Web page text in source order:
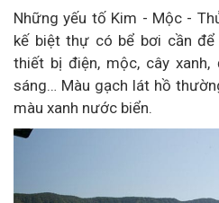
Những yếu tố Kim - Mộc -
kế biệt thự có bể bơi cần
thiết bị điện, mộc, cây
sáng… Màu gạch lát hồ
màu xanh nước biển.